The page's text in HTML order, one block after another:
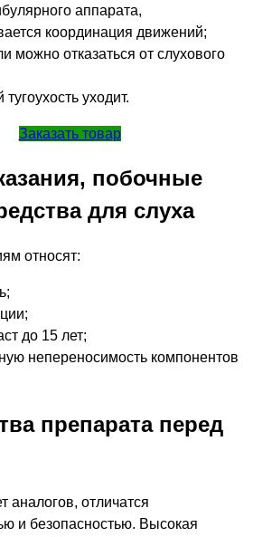
аппарата,
координация движений;
можно отказаться от слухового
уходит.
Заказать товар
побочные
для слуха
относят:
до 15 лет;
непереносимость компонентов
препарата перед
аналогов, отличатся
и безопасностью. Высокая